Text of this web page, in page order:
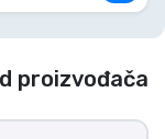
proizvođača